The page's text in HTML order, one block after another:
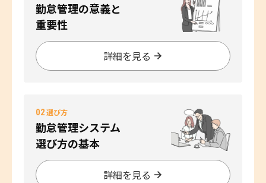
勤怠管理の意義と
重要性
詳細を見る
02選び方
勤怠管理システム
選び方の基本
詳細を見る